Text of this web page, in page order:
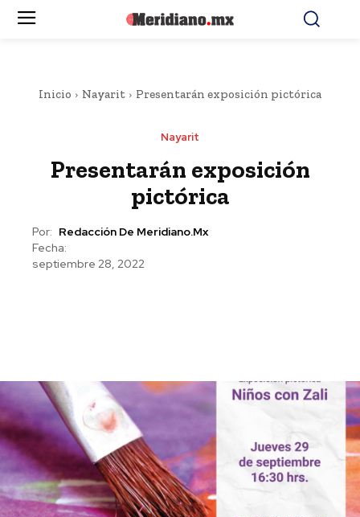
Inicio Nayarit Presentarán exposición pictórica
Nayarit
Presentarán exposición
pictórica
Por: Redacción De Meridiano.mx
Fecha:
septiembre 28, 2022